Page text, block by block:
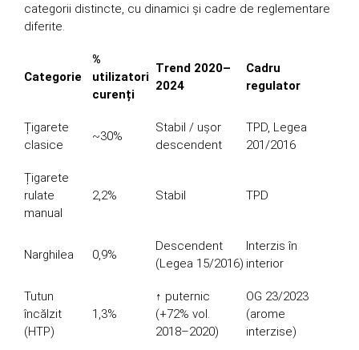
categorii distincte, cu dinamici și cadre de reglementare
diferite.
Categorie
%
utilizatori
curenți
Trend 2020–
2024
Cadru
regulator
Țigarete
clasice
~30%
Stabil / ușor
descendent
TPD, Legea
201/2016
Țigarete
rulate
manual
2,2% Stabil TPD
Narghilea 0,9%
Descendent
(Legea 15/2016)
Interzis în
interior
Tutun
încălzit
(HTP)
1,3%
↑ puternic
(+72% vol.
2018–2020)
OG 23/2023
(arome
interzise)